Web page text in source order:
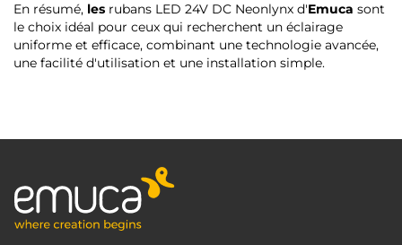
En résumé, les rubans LED 24V DC Neonlynx d'Emuca sont
le choix idéal pour ceux qui recherchent un éclairage
uniforme et efficace, combinant une technologie avancée,
une facilité d'utilisation et une installation simple.